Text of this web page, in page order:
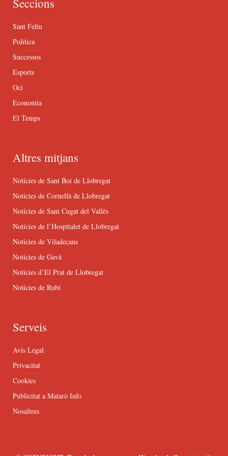
Seccions
Sant Feliu
Política
Successos
Esports
Oci
Economia
El Temps
Altres mitjans
Notícies de Sant Boi de Llobregat
Notícies de Cornellà de Llobregat
Notícies de Sant Cugat del Vallès
Notícies de l’Hospitalet de Llobregat
Notícies de Viladecans
Notícies de Gavà
Notícies d’El Prat de Llobregat
Notícies de Rubí
Serveis
Avís Legal
Privacitat
Cookies
Publicitat a Mataró Info
Nosaltres